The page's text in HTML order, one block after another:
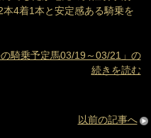
4着1本と安定感ある騎乗を
騎乗予定馬03/19～03/21」の
続きを読む
以前の記事へ